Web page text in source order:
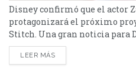
Disney confirmó que el actor
protagonizará el próximo
Stitch. Una gran noticia para
Zach Galifianakis para
de Lilo & Stitch. Dean
LEER MÁS